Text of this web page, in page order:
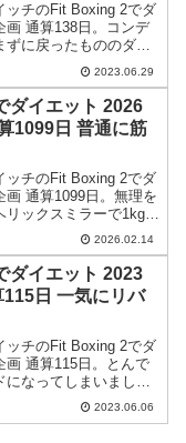
ッチのFit Boxing 2でダ
画 通算138日。コンデ
ずに戻ったもののダイ
2023.06.29
ダイエット 2026
1099日 普通に筋
ッチのFit Boxing 2でダ
画 通算1099日。無理を
ックスミラーで1kg挙
2026.02.14
ダイエット 2023
日 一気にリバ
ッチのFit Boxing 2でダ
画 通算115日。とんで
になってしまいまし
2023.06.06